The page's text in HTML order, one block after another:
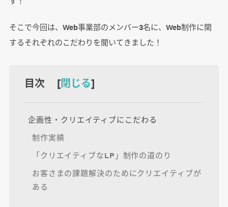
そこで今回は、Web事業部のメンバー3名に、Web制作に関
するそれぞれのこだわりを聞いてきました！
目次 [閉じる]
企画性・クリエイティブにこだわる
制作実績
「クリエイティブなLP」制作の道のり
お客さまの課題解決のためにクリエイティブが
ある